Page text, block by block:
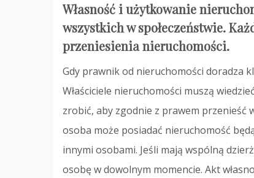
Własność i użytkowanie
wszystkich w społeczeństwie.
przeniesienia nieruchomości.
Gdy prawnik od nieruchomości doradza
Właściciele nieruchomości muszą
zrobić, aby zgodnie z prawem przenieść
osoba może posiadać nieruchomość
innymi osobami. Jeśli mają wspólną
osobę w dowolnym momencie. Akt